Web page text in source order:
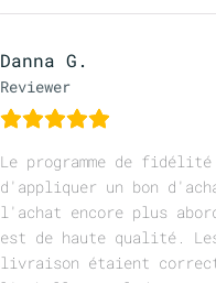
Danna G.
Reviewer
Le programme de fidélité
d'appliquer un bon
l'achat encore plus
est de haute qualité.
livraison étaient